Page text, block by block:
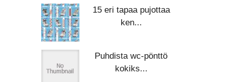
15 eri tapaa pujottaa
ken...
Puhdista wc-pönttö
kokiks...